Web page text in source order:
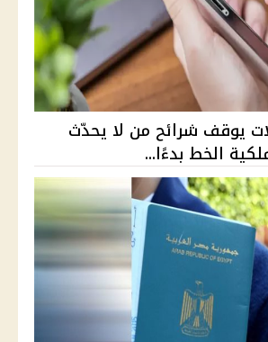
يوقف شرائح من لا يحدّث
الخط بدءًا...